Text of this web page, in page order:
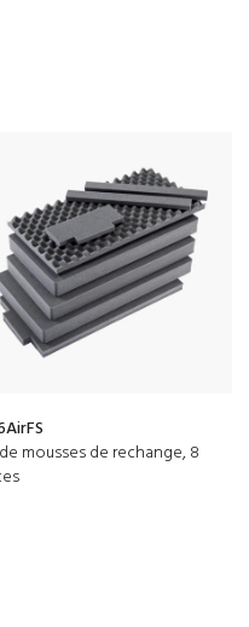
mousses de rechange, 8